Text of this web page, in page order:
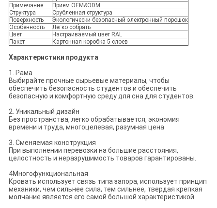
Примечание
Прием OEM&ODM
Структура
Срубленная структура
Поверхность
Экологически безопасный электронный порошок
Особенность
Легко собрать
Цвет
Настраиваемый цвет RAL
Пакет
Картонная коробка 5 слоев
Характеристики продукта
1. Рама
Выбирайте прочные сырьевые материалы, чтобы
обеспечить безопасность студентов и обеспечить
безопасную и комфортную среду для сна для студентов.
2. Уникальный дизайн
Без пространства, легко обрабатывается, экономия
времени и труда, многоцелевая, разумная цена
3. Сменяемая конструкция
При выполнении перевозки на большие расстояния,
целостность и неразрушимость товаров гарантированы.
4Многофункциональная
Кровать использует связь типа запора, использует принцип
механики, чем сильнее сила, тем сильнее, твердая крепкая
молчание является его самой большой характеристикой.